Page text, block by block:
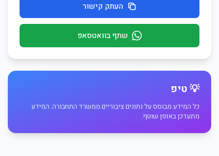
העתק קישור
שתף בוואטסאפ
💡 טיפ
כל המידע מבוסס על נתונים ציבוריים ממשרד התחבורה. המידע
מתעדכן באופן שוטף.